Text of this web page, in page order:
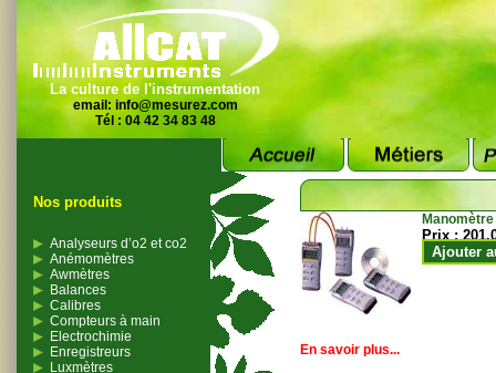
La culture de l'instrumentation
email: info@mesurez.com
Tél : 04 42 34 83 48
Nos produits
Analyseurs d’o2 et co2
Anémomètres
Awmètres
Balances
Calibres
Compteurs à main
Electrochimie
Enregistreurs
Luxmètres
Prix :
Ajouter
En savoir plus...